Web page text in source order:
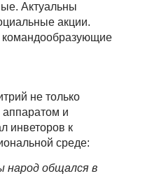
Актуальны
акции.
командообразующие
не только
и
инветоров к
среде:
народ общался в